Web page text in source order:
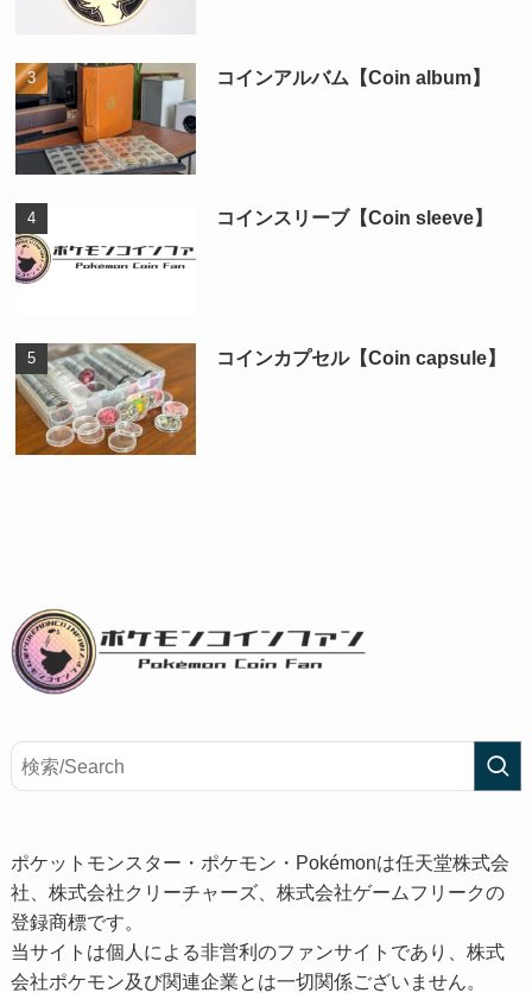
コインアルバム【Coin album】
コインスリーブ【Coin sleeve】
コインカプセル【Coin capsule】
ポケットモンスター・ポケモン・Pokémonは任天堂株式会
社、株式会社クリーチャーズ、株式会社ゲームフリークの
登録商標です。
当サイトは個人による非営利のファンサイトであり、株式
会社ポケモン及び関連企業とは一切関係ございません。